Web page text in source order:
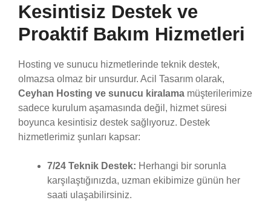
Kesintisiz Destek ve
Proaktif Bakım Hizmetleri
Hosting ve sunucu hizmetlerinde teknik destek,
olmazsa olmaz bir unsurdur. Acil Tasarım olarak,
Ceyhan Hosting ve sunucu kiralama müşterilerimize
sadece kurulum aşamasında değil, hizmet süresi
boyunca kesintisiz destek sağlıyoruz. Destek
hizmetlerimiz şunları kapsar:
7/24 Teknik Destek: Herhangi bir sorunla
karşılaştığınızda, uzman ekibimize günün her
saati ulaşabilirsiniz.